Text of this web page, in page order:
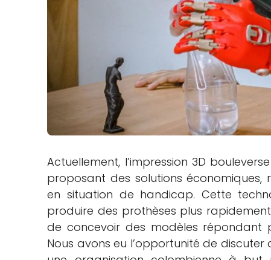
Actuellement, l’impression 3D
proposant des solutions économiques,
en situation de handicap. Cette
produire des prothèses plus
de concevoir des modèles répondant
Nous avons eu l’opportunité de discuter